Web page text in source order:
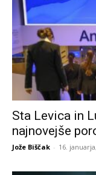
Sta Levica in
najnovejše
Jože Biščak - 16.